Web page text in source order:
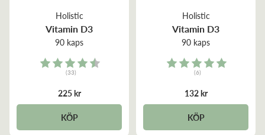
Holistic
Vitamin D3
90 kaps
Rating:
(33)
225 kr
KÖP
Holistic
Vitamin D3
90 kaps
Rating:
(6)
132 kr
KÖP